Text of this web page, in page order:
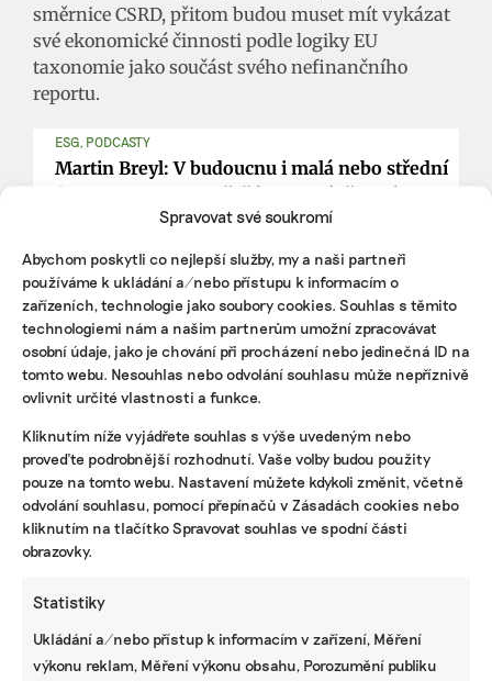
Spravovat své soukromí
Abychom poskytli co nejlepší služby, my a naši partneři
používáme k ukládání a/nebo přístupu k informacím o
zařízeních, technologie jako soubory cookies. Souhlas s těmito
technologiemi nám a našim partnerům umožní zpracovávat
osobní údaje, jako je chování při procházení nebo jedinečná ID na
tomto webu. Nesouhlas nebo odvolání souhlasu může nepříznivě
ovlivnit určité vlastnosti a funkce.
Kliknutím níže vyjádřete souhlas s výše uvedeným nebo
proveďte podrobnější rozhodnutí. Vaše volby budou použity
pouze na tomto webu. Nastavení můžete kdykoli změnit, včetně
odvolání souhlasu, pomocí přepínačů v Zásadách cookies nebo
kliknutím na tlačítko Spravovat souhlas ve spodní části
obrazovky.
Statistiky
Ukládání a/nebo přístup k informacím v zařízení, Měření
výkonu reklam, Měření výkonu obsahu, Porozumění publiku
směrnice CSRD, přitom budou muset mít vykázat
své ekonomické činnosti podle logiky EU
taxonomie jako součást svého nefinančního
reportu.
ESG, PODCASTY
Martin Breyl: V budoucnu i malá nebo střední
firma bude muset při žádosti o úvěr ukázat
svou uhlíkovou stopu
Směrnice o náležité péči podniků na obzoru
Dodavatelského řetězce se týká i další legislativa
EU, a to směrnice o náležité péči podniků (due
diligence), podle které by měly firmy identifikovat
a zamezit negativním dopadům své činnosti
například na lidská práva v celém svém
hodnotovém řetězci, to znamená i u dodavatelů.
Přijetí této právní úpravy se protahovalo, v únoru
ji členské státy shodily ze stolu, když se přiklonily
k Německu, které bylo proti. V březnu však došlo
nazývanou CS3D/CSDDD schválila, i když
v mírnější verzi. Dokument ještě musí schválit
Evropský parlament, a pokud tak učiní,